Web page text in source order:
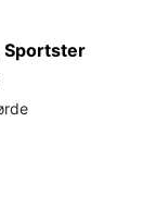
Sportster